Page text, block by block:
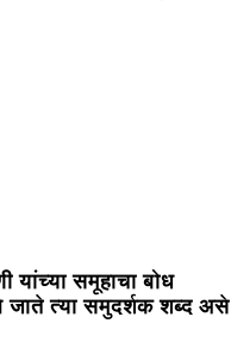
यांच्या समूहाचा बोध
जाते त्या समुदर्शक शब्द असे